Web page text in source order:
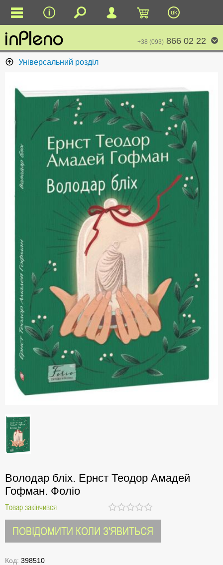
uk
+38 (093) 866 02 22
Універсальний розділ
Володар бліх. Ернст Теодор Амадей
Гофман. Фоліо
Товар закінчився
ПОВІДОМИТИ КОЛИ З'ЯВИТЬСЯ
Код: 398510